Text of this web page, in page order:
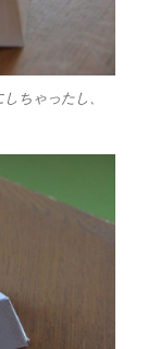
ちゃったし、